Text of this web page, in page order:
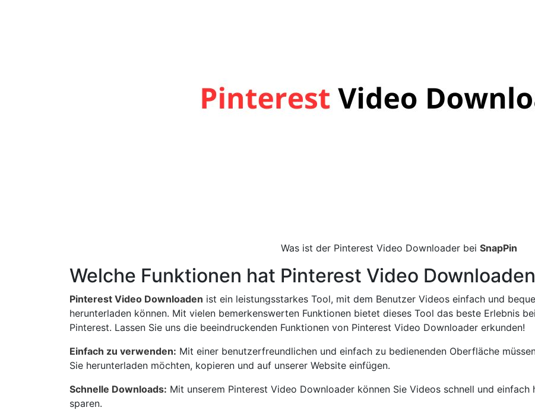
Was ist der Pinterest Video Downloader bei SnapPin
Welche Funktionen hat Pinterest Video
Pinterest Video Downloaden ist ein leistungsstarkes Tool, mit dem Benutzer Videos einfach und
herunterladen können. Mit vielen bemerkenswerten Funktionen bietet dieses Tool das beste Erlebnis
Pinterest. Lassen Sie uns die beeindruckenden Funktionen von Pinterest Video Downloader erkunden!
Einfach zu verwenden: Mit einer benutzerfreundlichen und einfach zu bedienenden Oberfläche
Sie herunterladen möchten, kopieren und auf unserer Website einfügen.
Schnelle Downloads: Mit unserem Pinterest Video Downloader können Sie Videos schnell und
sparen.